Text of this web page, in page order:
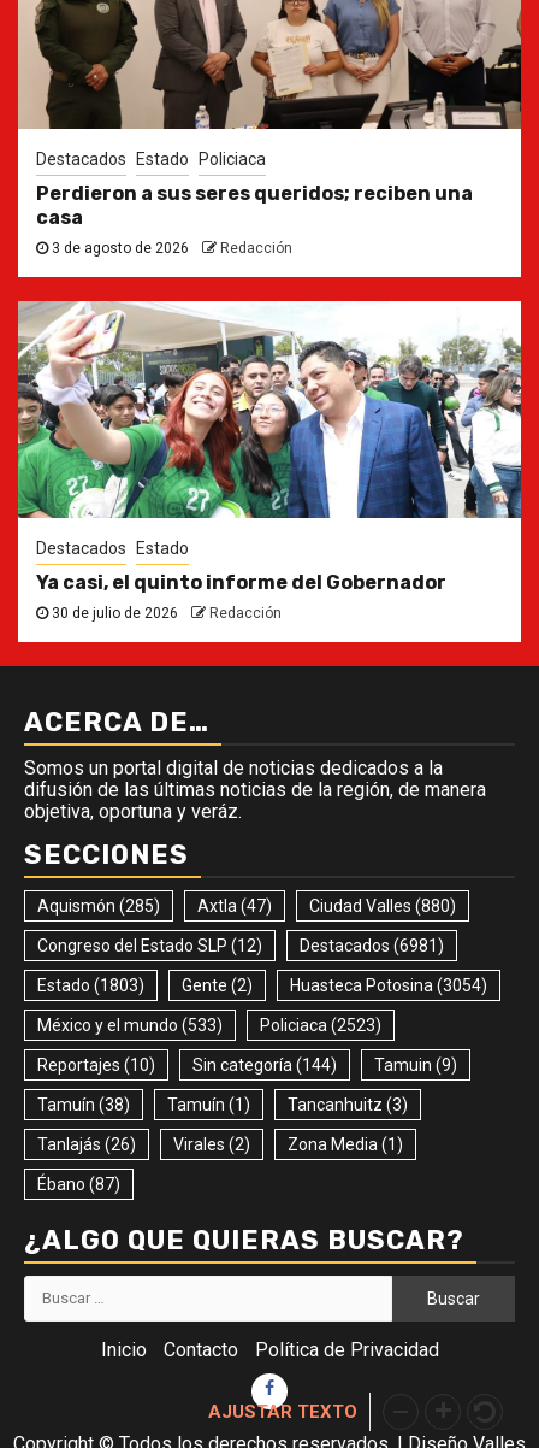
Destacados Estado Policiaca
Perdieron a sus seres queridos; reciben una
casa
3 de agosto de 2026 Redacción
Destacados Estado
Ya casi, el quinto informe del Gobernador
30 de julio de 2026 Redacción
ACERCA DE…
Somos un portal digital de noticias dedicados a la
difusión de las últimas noticias de la región, de manera
objetiva, oportuna y veráz.
SECCIONES
Aquismón (285) Axtla (47) Ciudad Valles (880)
Congreso del Estado SLP (12) Destacados (6981)
Estado (1803) Gente (2) Huasteca Potosina (3054)
México y el mundo (533) Policiaca (2523)
Reportajes (10) Sin categoría (144) Tamuin (9)
Tamuín (38) Tamuín (1) Tancanhuitz (3)
Tanlajás (26) Virales (2) Zona Media (1)
Ébano (87)
¿ALGO QUE QUIERAS BUSCAR?
Buscar:
Inicio Contacto Política de Privacidad
Facebook
AJUSTAR TEXTO